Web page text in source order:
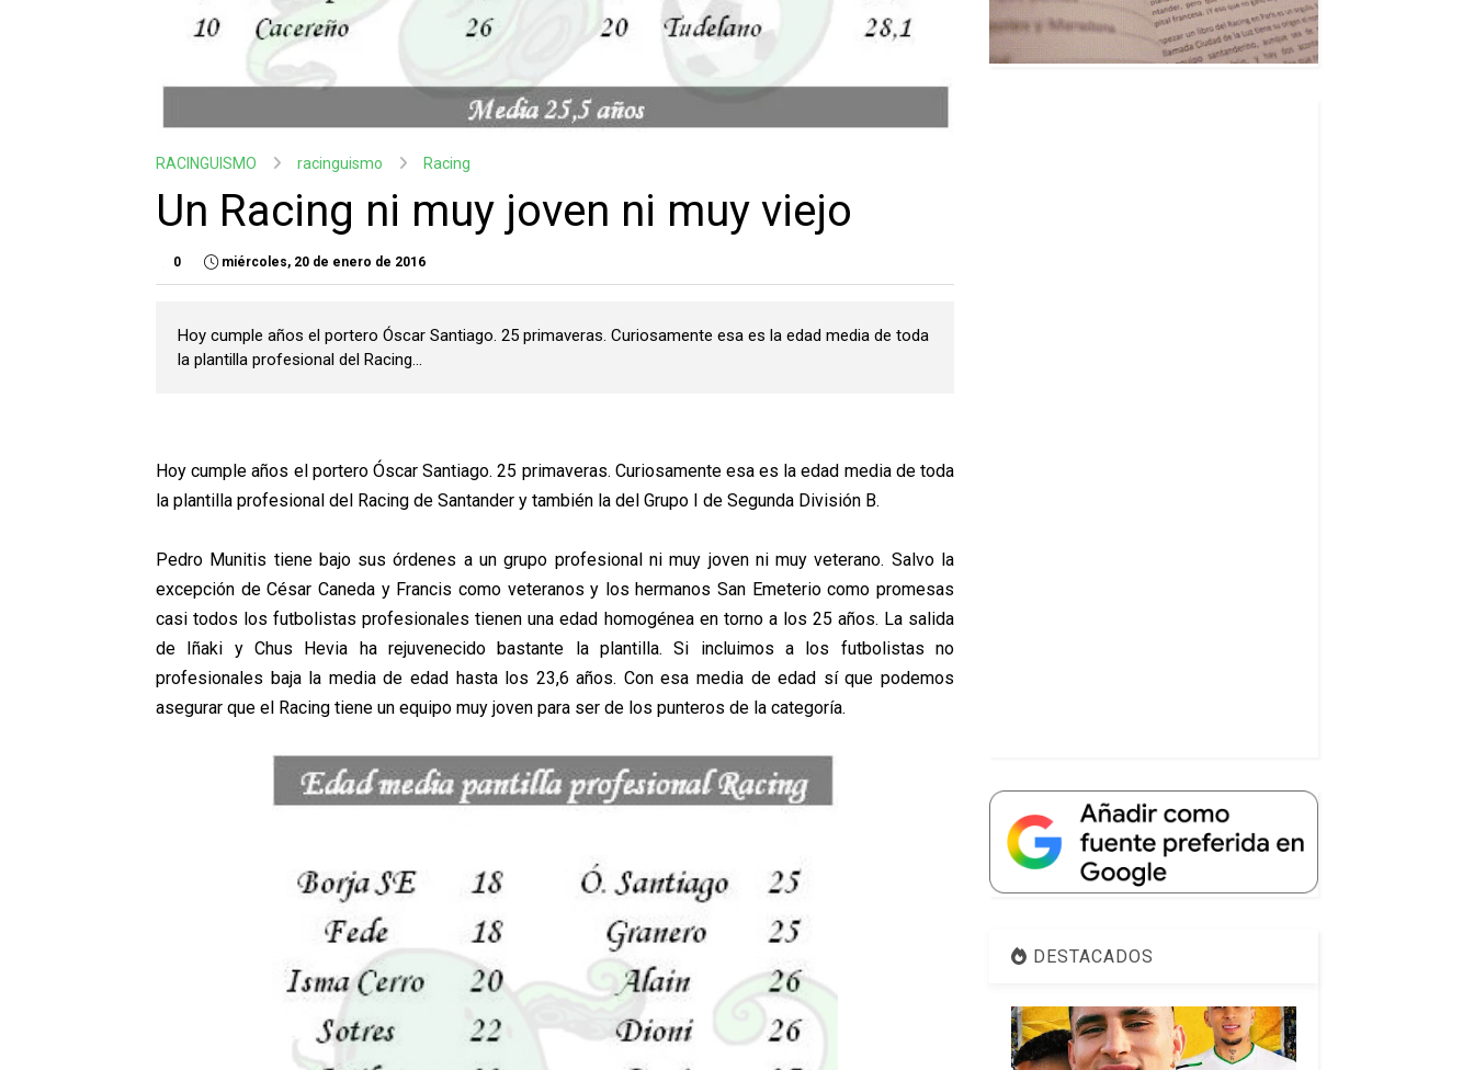
RACINGUISMO racinguismo Racing
Un Racing ni muy joven ni muy viejo
0 miércoles, 20 de enero de 2016
Hoy cumple años el portero Óscar Santiago. 25 primaveras. Curiosamente esa es la edad media de toda
la plantilla profesional del Racing...
Hoy cumple años el portero Óscar Santiago. 25 primaveras. Curiosamente esa es la edad media de toda
la plantilla profesional del Racing de Santander y también la del Grupo I de Segunda División B.
Pedro Munitis tiene bajo sus órdenes a un grupo profesional ni muy joven ni muy veterano. Salvo la
excepción de César Caneda y Francis como veteranos y los hermanos San Emeterio como promesas
casi todos los futbolistas profesionales tienen una edad homogénea en torno a los 25 años. La salida
de Iñaki y Chus Hevia ha rejuvenecido bastante la plantilla. Si incluimos a los futbolistas no
profesionales baja la media de edad hasta los 23,6 años. Con esa media de edad sí que podemos
asegurar que el Racing tiene un equipo muy joven para ser de los punteros de la categoría.
DESTACADOS